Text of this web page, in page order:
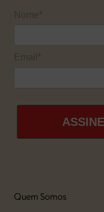
Nome*
Email*
Quem Somos